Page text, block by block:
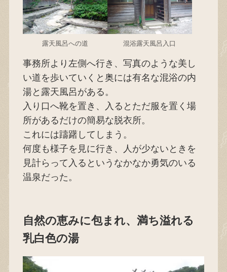
露天風呂への道 混浴露天風呂入口
事務所より左側へ行き、写真のような美し
い道を歩いていくと奥には有名な混浴の内
湯と露天風呂がある。
入り口へ靴を置き、入るとただ服を置く場
所があるだけの簡易な脱衣所。
これには躊躇してしまう。
何度も様子を見に行き、人が少ないときを
見計らって入るというなかなか勇気のいる
温泉だった。
自然の恵みに包まれ、満ち溢れる
乳白色の湯